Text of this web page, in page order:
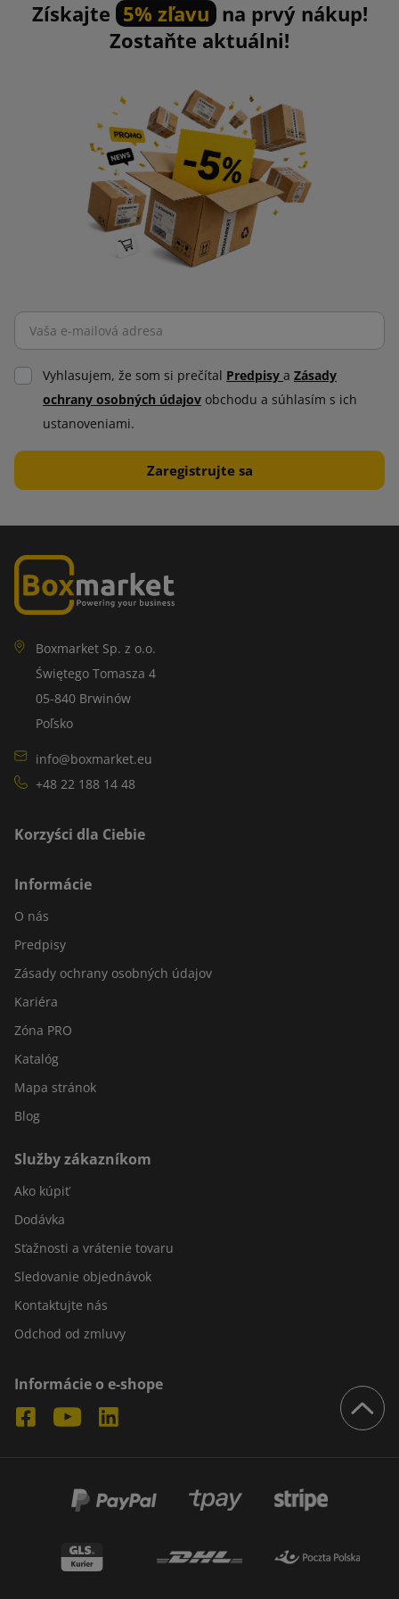
Získajte 5% zľavu na prvý nákup!
Zostaňte aktuálni!
Vyhlasujem, že som si prečítal Predpisy a Zásady
ochrany osobných údajov obchodu a súhlasím s ich
ustanoveniami.
Boxmarket Sp. z o.o.
Świętego Tomasza 4
05-840 Brwinów
Poľsko
info@boxmarket.eu
+48 22 188 14 48
Korzyści dla Ciebie
Informácie
O nás
Predpisy
Zásady ochrany osobných údajov
Kariéra
Zóna PRO
Katalóg
Mapa stránok
Blog
Služby zákazníkom
Ako kúpiť
Dodávka
Sťažnosti a vrátenie tovaru
Sledovanie objednávok
Kontaktujte nás
Odchod od zmluvy
Informácie o e-shope